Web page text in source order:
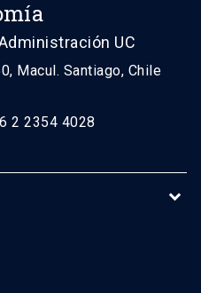
UC
Macul. Santiago, Chile
2 2354 4028